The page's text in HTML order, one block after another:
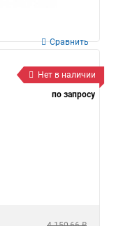
Сравнить
Нет в наличии
по запросу